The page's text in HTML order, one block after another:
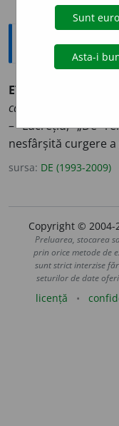
ET QUASI
ca alergătorii
– Lucrețiu, „De
nesfârșită curgere
sursa: DE (1993-2009)
Copyright ©
Preluarea, stocarea
prin orice metode de
sunt strict interzise
seturilor de date
licență